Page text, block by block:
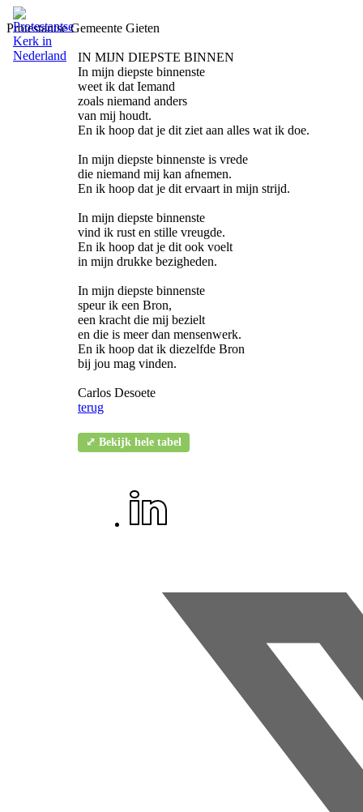
Protestantse Gemeente Gieten
IN MIJN DIEPSTE BINNEN
In mijn diepste binnenste
weet ik dat Iemand
zoals niemand anders
van mij houdt.
En ik hoop dat je dit ziet aan alles wat ik doe.
In mijn diepste binnenste is vrede
die niemand mij kan afnemen.
En ik hoop dat je dit ervaart in mijn strijd.
In mijn diepste binnenste
vind ik rust en stille vreugde.
En ik hoop dat je dit ook voelt
in mijn drukke bezigheden.
In mijn diepste binnenste
speur ik een Bron,
een kracht die mij bezielt
en die is meer dan mensenwerk.
En ik hoop dat ik diezelfde Bron
bij jou mag vinden.
Carlos Desoete
terug
⤢ Bekijk hele tabel